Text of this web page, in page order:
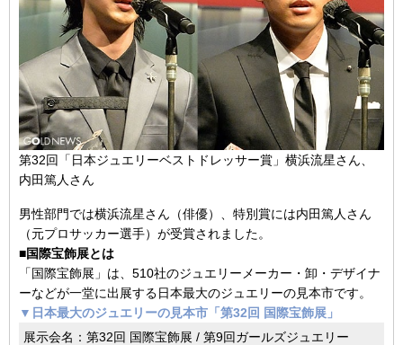
第32回「日本ジュエリーベストドレッサー賞」横浜流星さん、
内田篤人さん
男性部門では横浜流星さん（俳優）、特別賞には内田篤人さん
（元プロサッカー選手）が受賞されました。
■国際宝飾展とは
「国際宝飾展」は、510社のジュエリーメーカー・卸・デザイナ
ーなどが一堂に出展する日本最大のジュエリーの見本市です。
▼日本最大のジュエリーの見本市「第32回 国際宝飾展」
展示会名：第32回 国際宝飾展 / 第9回ガールズジュエリー